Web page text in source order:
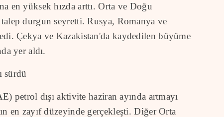
en yüksek hızda arttı. Orta ve Doğu
durgun seyretti. Rusya, Romanya ve
Çekya ve Kazakistan'da kaydedilen büyüme
yer aldı.
sürdü
petrol dışı aktivite haziran ayında artmayı
en zayıf düzeyinde gerçekleşti. Diğer Orta